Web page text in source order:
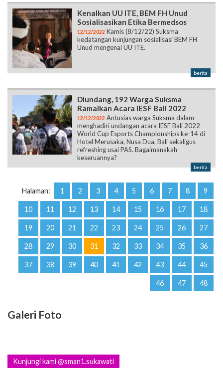
Kenalkan UU ITE, BEM FH Unud
Sosialisasikan Etika Bermedsos
12/12/2022 Kamis (8/12/22) Suksma
kedatangan kunjungan sosialisasi BEM FH
Unud mengenai UU ITE.
berita
Diundang, 192 Warga Suksma
Ramaikan Acara IESF Bali 2022
12/12/2022 Antusias warga Suksma dalam
menghadiri undangan acara IESF Bali 2022
World Cup Esports Championships ke-14 di
Hotel Merusaka, Nusa Dua, Bali sekaligus
refreshing usai PAS. Bagaimanakah
keseruannya?
berita
Halaman: 1 2 3 4 5 6 7 8 9
10 11 12 13 14 15 16 17 18
19 20 21 22 23 24 25 26 27
28 29 30 31 32 33 34 35 36
37 38 39 40 41 42 43 44 45
46 47 48
Galeri Foto
Kunjungi kami @sman1.sukawati